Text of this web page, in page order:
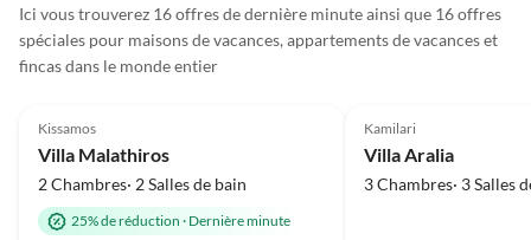
empfehlen.
Ici vous trouverez 16 offres de dernière minute ainsi que 16 offres
spéciales pour maisons de vacances, appartements de vacances et
fincas dans le monde entier
Kissamos
Villa Malathiros
2 Chambres· 2 Salles de bain
25% de réduction · Dernière minute
Kamilari
Villa Aralia
3 Chambres· 3 Salles